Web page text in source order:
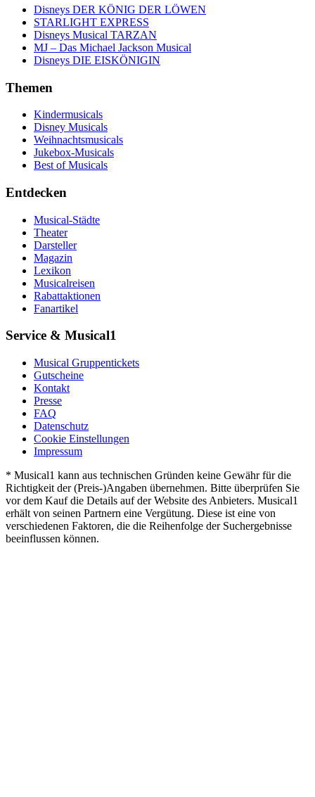
Disneys DER KÖNIG DER LÖWEN
STARLIGHT EXPRESS
Disneys Musical TARZAN
MJ – Das Michael Jackson Musical
Disneys DIE EISKÖNIGIN
Themen
Kindermusicals
Disney Musicals
Weihnachtsmusicals
Jukebox-Musicals
Best of Musicals
Entdecken
Musical-Städte
Theater
Darsteller
Magazin
Lexikon
Musicalreisen
Rabattaktionen
Fanartikel
Service & Musical1
Musical Gruppentickets
Gutscheine
Kontakt
Presse
FAQ
Datenschutz
Cookie Einstellungen
Impressum
* Musical1 kann aus technischen Gründen keine Gewähr für die
Richtigkeit der (Preis-)Angaben übernehmen. Bitte überprüfen Sie
vor dem Kauf die Details auf der Website des Anbieters. Musical1
erhält von seinen Partnern eine Vergütung. Diese ist eine von
verschiedenen Faktoren, die die Reihenfolge der Suchergebnisse
beeinflussen können.